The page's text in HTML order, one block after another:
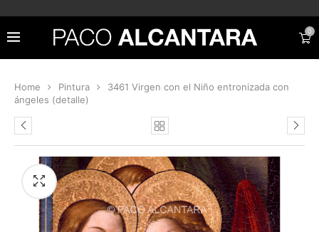
0
Home Pintura
3461 Virgen con el Niño entronizada con
ángeles (detalle)